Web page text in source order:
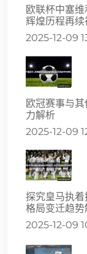
欧联杯中塞
辉煌历程再续
2025-12-09
欧冠赛事与
力解析
2025-12-09
探究皇马执
格局变迁趋势
2025-12-09